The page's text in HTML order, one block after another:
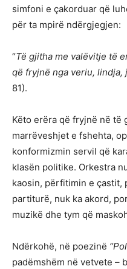
simfoni e çakorduar që
për ta mpirë ndërgjegjen:
“Të gjitha me valëvitje të
që fryjnë nga veriu, lindja,
81).
Këto erëra që fryjnë në
marrëveshjet e fshehta,
konformizmin servil që
klasën politike. Orkestra
kaosin, përfitimin e çastit,
partiturë, nuk ka akord,
muzikë dhe tym që
Ndërkohë, në poezinë
padëmshëm në vetvete –